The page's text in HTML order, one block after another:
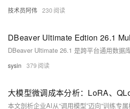
技术员阿伟 230
sysin 379